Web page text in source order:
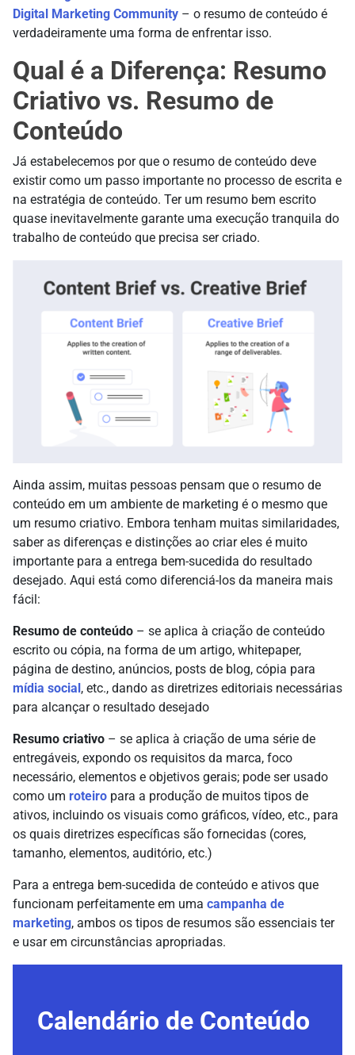
Digital Marketing Community – o resumo de conteúdo é
verdadeiramente uma forma de enfrentar isso.
Qual é a Diferença: Resumo
Criativo vs. Resumo de
Conteúdo
Já estabelecemos por que o resumo de conteúdo deve
existir como um passo importante no processo de escrita e
na estratégia de conteúdo. Ter um resumo bem escrito
quase inevitavelmente garante uma execução tranquila do
trabalho de conteúdo que precisa ser criado.
Ainda assim, muitas pessoas pensam que o resumo de
conteúdo em um ambiente de marketing é o mesmo que
um resumo criativo. Embora tenham muitas similaridades,
saber as diferenças e distinções ao criar eles é muito
importante para a entrega bem-sucedida do resultado
desejado. Aqui está como diferenciá-los da maneira mais
fácil:
Resumo de conteúdo – se aplica à criação de conteúdo
escrito ou cópia, na forma de um artigo, whitepaper,
página de destino, anúncios, posts de blog, cópia para
mídia social, etc., dando as diretrizes editoriais necessárias
para alcançar o resultado desejado
Resumo criativo – se aplica à criação de uma série de
entregáveis, expondo os requisitos da marca, foco
necessário, elementos e objetivos gerais; pode ser usado
como um roteiro para a produção de muitos tipos de
ativos, incluindo os visuais como gráficos, vídeo, etc., para
os quais diretrizes específicas são fornecidas (cores,
tamanho, elementos, auditório, etc.)
Para a entrega bem-sucedida de conteúdo e ativos que
funcionam perfeitamente em uma campanha de
marketing, ambos os tipos de resumos são essenciais ter
e usar em circunstâncias apropriadas.
Calendário de Conteúdo